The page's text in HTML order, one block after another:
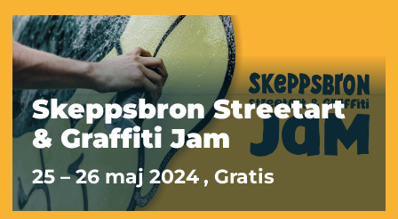
Skeppsbron Streetart
& Graffiti Jam
25 – 26 maj 2024, Gratis